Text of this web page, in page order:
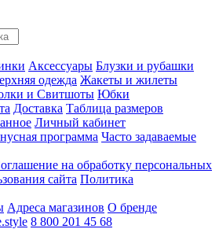
Аксессуары Блузки и рубашки
одежда Жакеты и жилеты
и Свитшоты Юбки
Доставка Таблица размеров
Личный кабинет
программа Часто задаваемые
на обработку персональных
сайта Политика
Адреса магазинов О бренде
8 800 201 45 68